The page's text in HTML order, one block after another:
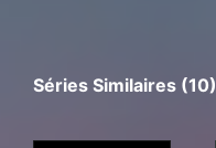
Séries Similaires (10)